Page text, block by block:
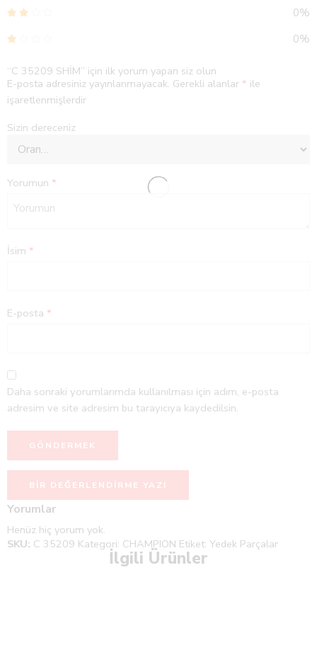
0%
0%
“C 35209 SHİM” için ilk yorum yapan siz olun
E-posta adresiniz yayınlanmayacak. Gerekli alanlar * ile
işaretlenmişlerdir
Sizin dereceniz
Yorumun *
İsim *
E-posta *
Daha sonraki yorumlarımda kullanılması için adım, e-posta
adresim ve site adresim bu tarayıcıya kaydedilsin.
BIR DEĞERLENDIRME YAZI
Yorumlar
Henüz hiç yorum yok.
SKU: C 35209 Kategori: CHAMPION Etiket: Yedek Parçalar
İlgili Ürünler